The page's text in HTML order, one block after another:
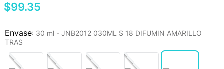
$99.35
: 30 ml - JNB2012 030ML S 18 DIFUMIN AMARILLO
TRAS